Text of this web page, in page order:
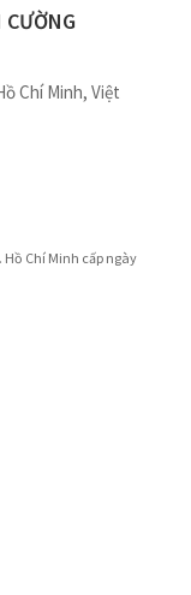
CƯỜNG
Chí Minh, Việt
Hồ Chí Minh cấp ngày